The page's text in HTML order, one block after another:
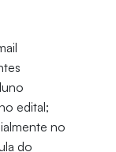
edital;
no
do